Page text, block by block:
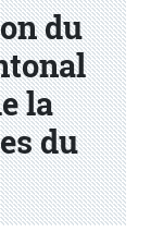
du
la
du